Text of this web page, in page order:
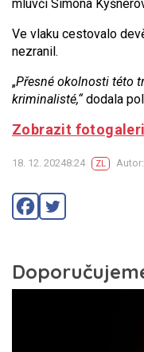
mluvčí Simona
Ve vlaku cestovalo
nezranil.
„Přesné okolnosti této
kriminalisté,“dodala
Zobrazit
18. 12. 20248:24 ZL